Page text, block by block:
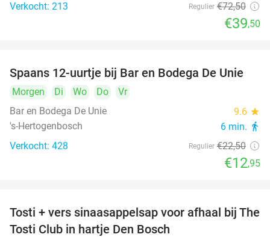
Verkocht: 213 Regulier €72,50
€39,50
42%
Spaans 12-uurtje bij Bar en Bodega De Unie
Morgen Di Wo Do
Vr
Bar en Bodega De Unie
9.6 star
's-Hertogenbosch 6 min. directions_walk
Verkocht: 428 Regulier €22,50
€12,95
49%
Tosti + vers sinaasappelsap voor afhaal bij The
Tosti Club in hartje Den Bosch